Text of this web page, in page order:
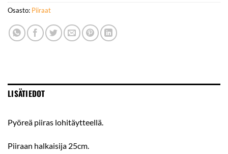
Osasto: Piiraat
LISÄTIEDOT
Pyöreä piiras lohitäytteellä.
Piiraan halkaisija 25cm.